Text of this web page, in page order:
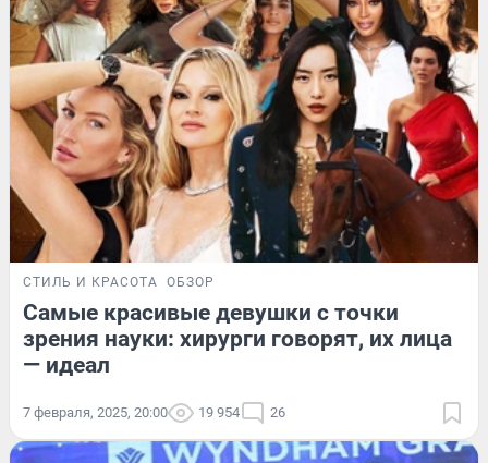
СТИЛЬ И КРАСОТА ОБЗОР
Самые красивые девушки с точки
зрения науки: хирурги говорят, их лица
— идеал
7 февраля, 2025, 20:00 19 954 26